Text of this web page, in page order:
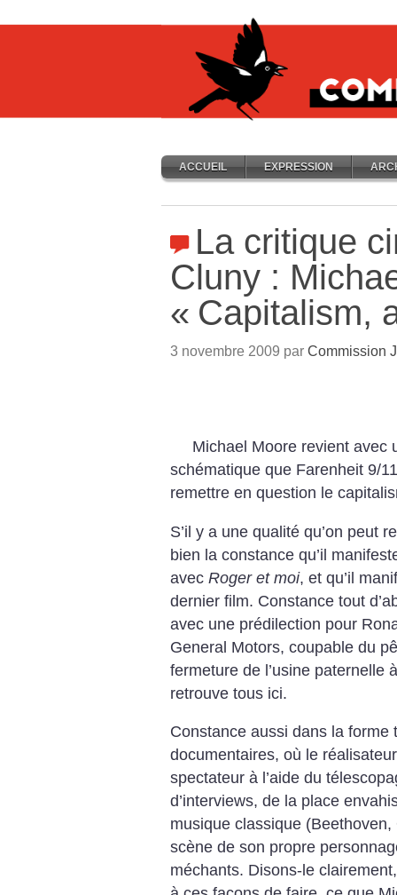
ACCUEIL EXPRESSION
La critique
Cluny :
« Capitalism,
3 novembre 2009 par Commission
Michael Moore revient avec
schématique que Farenheit 9/
remettre en question le
S’il y a une qualité qu’on peut
bien la constance qu’il
avec Roger et moi, et qu’il
dernier film. Constance tout
avec une prédilection pour
General Motors, coupable du
fermeture de l’usine paternelle
retrouve tous ici.
Constance aussi dans la forme
documentaires, où le
spectateur à l’aide du
d’interviews, de la place
musique classique
scène de son propre
méchants. Disons-le